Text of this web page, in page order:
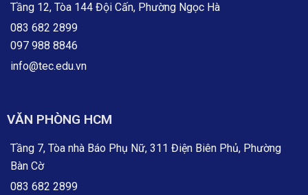
Tầng 12, Tòa 144 Đội Cấn, Phường Ngọc Hà
083 682 2899
097 988 8846
info@tec.edu.vn
VĂN PHÒNG HCM
Tầng 7, Tòa nhà Báo Phụ Nữ, 311 Điện Biên Phủ, Phường
Bàn Cờ
083 682 2899